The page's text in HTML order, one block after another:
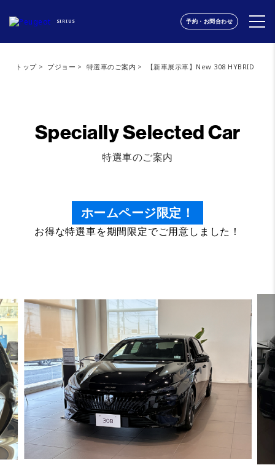
SIRIUS 予約・お問合わせ
トップ プジョー 特選車のご案内 【新車展示車】New 308 HYBRID
Specially Selected Car
特選車のご案内
ホームページ限定！
お得な特選車を期間限定でご用意しました！